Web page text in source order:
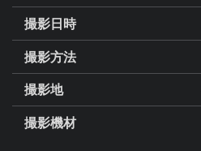
撮影日時
撮影方法
撮影地
撮影機材